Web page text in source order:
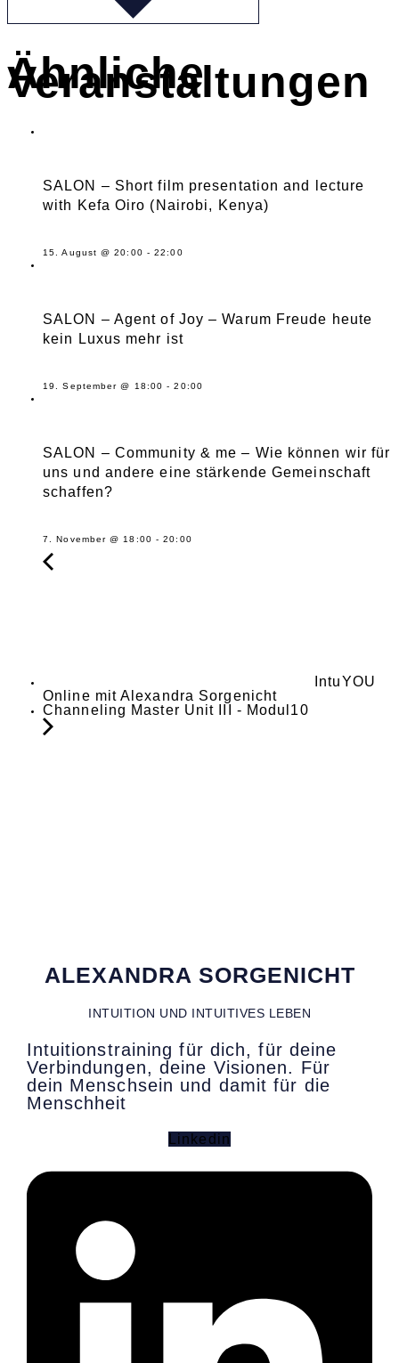
Ähnliche
Veranstaltungen
SALON – Short film presentation and lecture
with Kefa Oiro (Nairobi, Kenya)
15. August @ 20:00 -22:00
SALON – Agent of Joy – Warum Freude heute
kein Luxus mehr ist
19. September @ 18:00 -20:00
SALON – Community & me – Wie können wir für
uns und andere eine stärkende Gemeinschaft
schaffen?
7. November @ 18:00 -20:00
IntuYOU
Online mit Alexandra Sorgenicht
Channeling Master Unit III - Modul10
ALEXANDRA SORGENICHT
INTUITION UND INTUITIVES LEBEN
Intuitionstraining für dich, für deine
Verbindungen, deine Visionen. Für
dein Menschsein und damit für die
Menschheit
Linkedin